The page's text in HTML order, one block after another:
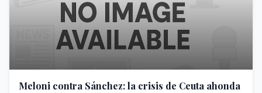
Meloni contra Sánchez: la crisis de Ceuta ahonda